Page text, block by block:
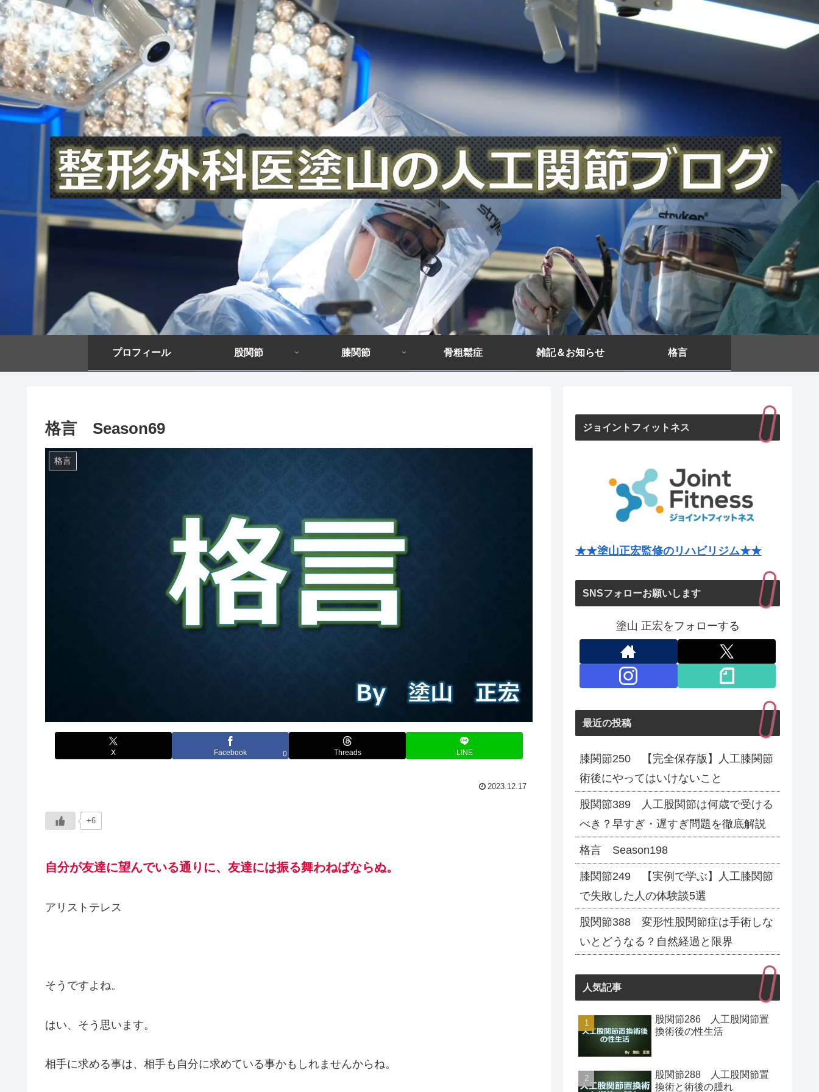
プロフィール 股関節 膝関節 骨粗鬆症 雑記＆お知らせ 格言
格言 Season69
格言
X Facebook 0 Threads LINE
2023.12.17
+6
自分が友達に望んでいる通りに、友達には振る舞わねばならぬ。
アリストテレス
そうですよね。
はい、そう思います。
相手に求める事は、相手も自分に求めている事かもしれませんからね。
ジョイントフィットネス
★★塗山正宏監修のリハビリジム★★
SNSフォローお願いします
塗山 正宏をフォローする
最近の投稿
膝関節250 【完全保存版】人工膝関節
術後にやってはいけないこと
股関節389 人工股関節は何歳で受ける
べき？早すぎ・遅すぎ問題を徹底解説
格言 Season198
膝関節249 【実例で学ぶ】人工膝関節
で失敗した人の体験談5選
股関節388 変形性股関節症は手術しな
いとどうなる？自然経過と限界
人気記事
股関節286 人工股関節置
換術後の性生活
股関節288 人工股関節置
換術と術後の腫れ